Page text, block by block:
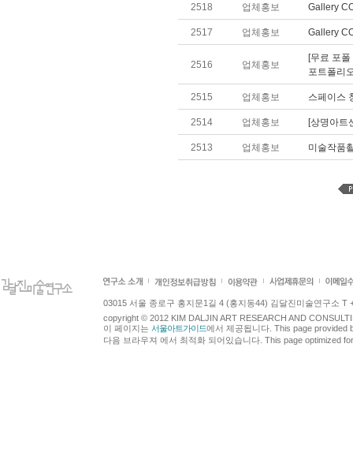
2518 업체홍보 Gallery
2517 업체홍보 Gallery
2516 업체홍보
[무료 포
포트폴리
2515 업체홍보 스페이스
2514 업체홍보 [상명아트
2513 업체홍보 미술작품
03015 서울 종로구 홍지문1길 4 (홍지동44) 김달진미술연구소 T
copyright © 2012 KIM DALJIN ART RESEARCH AND
이 페이지는 서울아트가이드에서 제공됩니다. This page provided
다음 브라우져 에서 최적화 되어있습니다. This page optimized